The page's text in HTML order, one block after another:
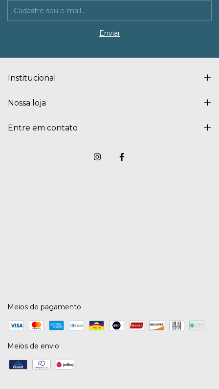
Institucional
Nossa loja
Entre em contato
Meios de pagamento
Meios de envio